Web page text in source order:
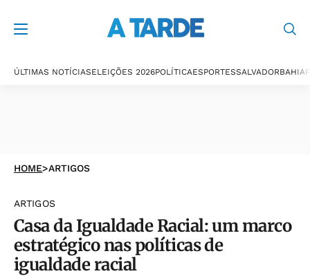
ÚLTIMAS NOTÍCIASELEIÇÕES 2026POLÍTICAESPORTESSALVADORBAHIA
HOME>ARTIGOS
ARTIGOS
Casa da Igualdade Racial: um marco
estratégico nas políticas de
igualdade racial